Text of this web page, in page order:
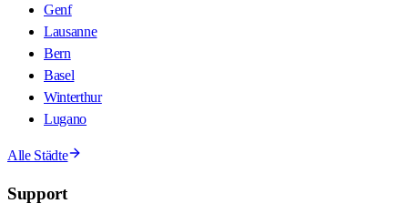
Genf
Lausanne
Bern
Basel
Winterthur
Lugano
Alle Städte
Support